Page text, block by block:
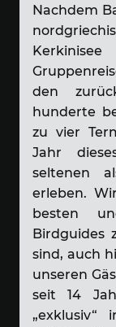
Nachdem
den
hunderte
zu vier
Jahr
seltenen
erleben.
besten
Birdguides
sind, auch
unseren
seit 14
„exklusiv“